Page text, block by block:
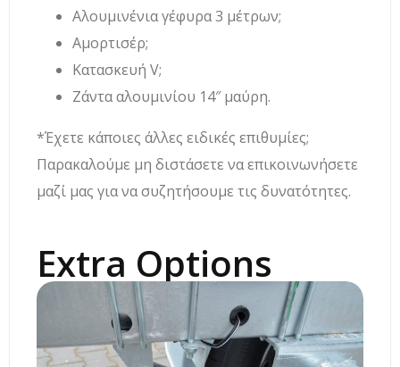
Αλουμινένια γέφυρα 3 μέτρων;
Αμορτισέρ;
Κατασκευή V;
Ζάντα αλουμινίου 14″ μαύρη.
*Έχετε κάποιες άλλες ειδικές επιθυμίες;
Παρακαλούμε μη διστάσετε να επικοινωνήσετε
μαζί μας για να συζητήσουμε τις δυνατότητες.
Extra Options